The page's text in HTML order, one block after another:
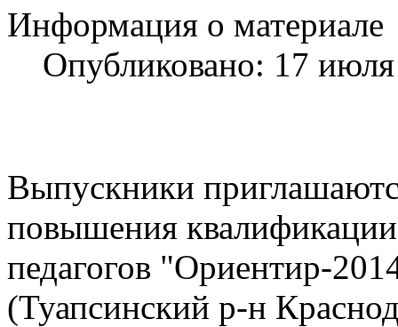
Информация о материале
Опубликовано: 17
Выпускники
повышения
педагогов "Ориентир-
(Туапсинский р-н